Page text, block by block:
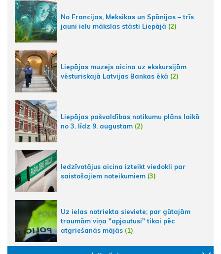
No Francijas, Meksikas un Spānijas – trīs
jauni ielu mākslas stāsti Liepājā (2)
Liepājas muzejs aicina uz ekskursijām
vēsturiskajā Latvijas Bankas ēkā (2)
Liepājas pašvaldības notikumu plāns laikā
no 3. līdz 9. augustam (2)
Iedzīvotājus aicina izteikt viedokli par
saistošajiem noteikumiem (3)
Uz ielas notriekta sieviete; par gūtajām
traumām viņa "apjautusi" tikai pēc
atgriešanās mājās (1)